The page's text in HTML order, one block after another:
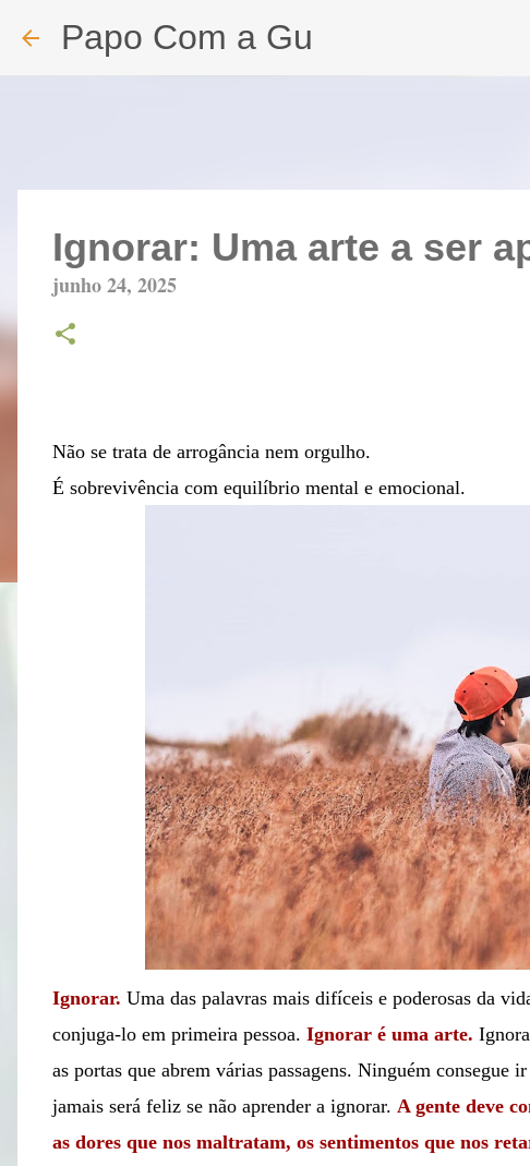
Papo Com a Gu
Ignorar: Uma arte a ser
junho 24, 2025
Não se trata de arrogância nem orgulho.
É sobrevivência com equilíbrio mental e emocional.
Ignorar. Uma das palavras mais difíceis e poderosas da
conjuga-lo em primeira pessoa. Ignorar é uma arte.
as portas que abrem várias passagens. Ninguém
jamais será feliz se não aprender a ignorar. A gente deve
as dores que nos maltratam, os sentimentos que nos